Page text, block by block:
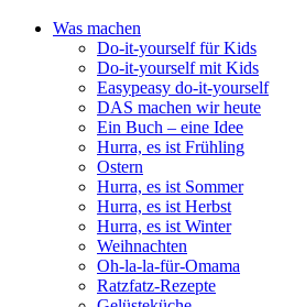
Was machen
Do-it-yourself für Kids
Do-it-yourself mit Kids
Easypeasy do-it-yourself
DAS machen wir heute
Ein Buch – eine Idee
Hurra, es ist Frühling
Ostern
Hurra, es ist Sommer
Hurra, es ist Herbst
Hurra, es ist Winter
Weihnachten
Oh-la-la-für-Omama
Ratzfatz-Rezepte